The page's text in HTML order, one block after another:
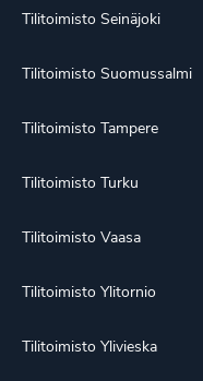
Tilitoimisto Seinäjoki
Tilitoimisto Suomussalmi
Tilitoimisto Tampere
Tilitoimisto Turku
Tilitoimisto Vaasa
Tilitoimisto Ylitornio
Tilitoimisto Ylivieska